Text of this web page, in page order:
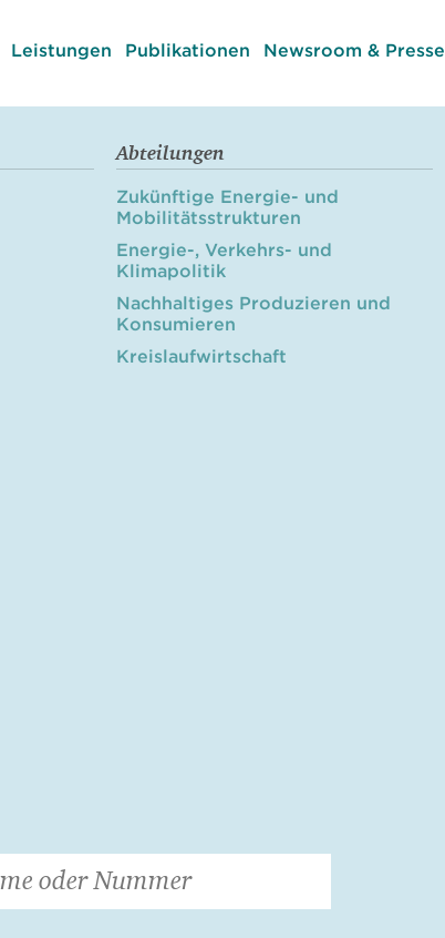
Leistungen Publikationen Newsroom & Presse
Abteilungen
Zukünftige Energie- und
Mobilitätsstrukturen
Energie-, Verkehrs- und
Klimapolitik
Nachhaltiges Produzieren und
Konsumieren
Kreislaufwirtschaft